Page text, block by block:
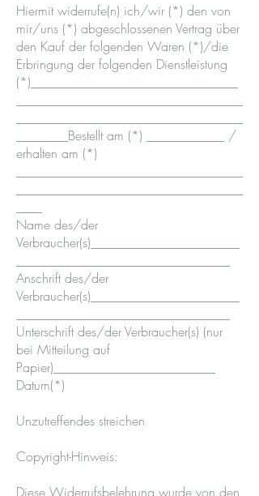
Hiermit widerrufe(n) ich/wir (*) den von
mir/uns (*) abgeschlossenen Vertrag über
den Kauf der folgenden Waren (*)/die
Erbringung der folgenden Dienstleistung
(*)________________________________
________Bestellt am (*) ____________ /
erhalten am (*)
Name des/der
Verbraucher(s)_______________________
Anschrift des/der
Verbraucher(s)_______________________
Unterschrift des/der Verbraucher(s) (nur
bei Mitteilung auf
Papier)_________________________
Datum(*)
Unzutreffendes streichen
Copyright-Hinweis:
Diese Widerrufsbelehrung wurde von den